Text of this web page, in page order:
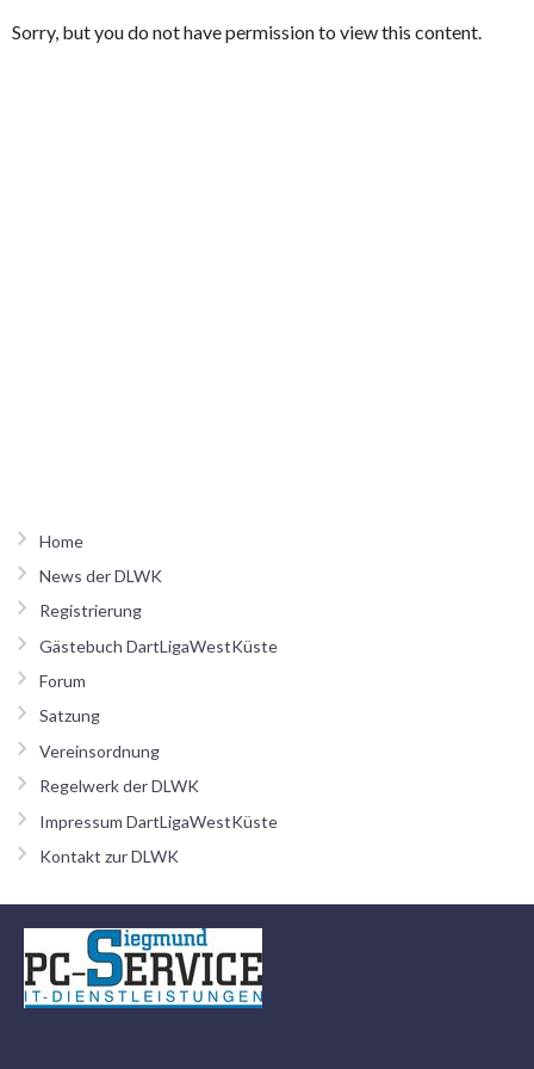
Sorry, but you do not have permission to view this content.
Home
News der DLWK
Registrierung
Gästebuch DartLigaWestKüste
Forum
Satzung
Vereinsordnung
Regelwerk der DLWK
Impressum DartLigaWestKüste
Kontakt zur DLWK